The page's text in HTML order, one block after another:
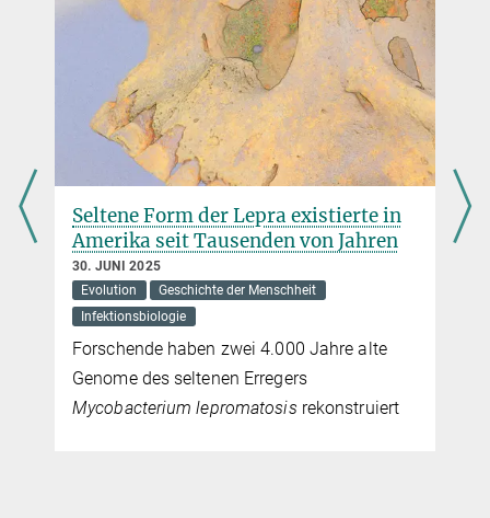
Krebsabwehr
Durch den Abbau eines tumorunterdrückenden Proteins
verhindern Chlamydien den programmierten Zelltod
Seltene Form der Lepra existierte in
Amerika seit Tausenden von Jahren
30. JUNI 2025
Evolution
Geschichte der Menschheit
Infektionsbiologie
Forschende haben zwei 4.000 Jahre alte
Genome des seltenen Erregers
Mycobacterium lepromatosis rekonstruiert